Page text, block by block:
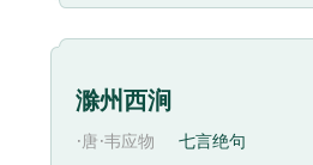
滁州西涧
·唐·韦应物 七言绝句